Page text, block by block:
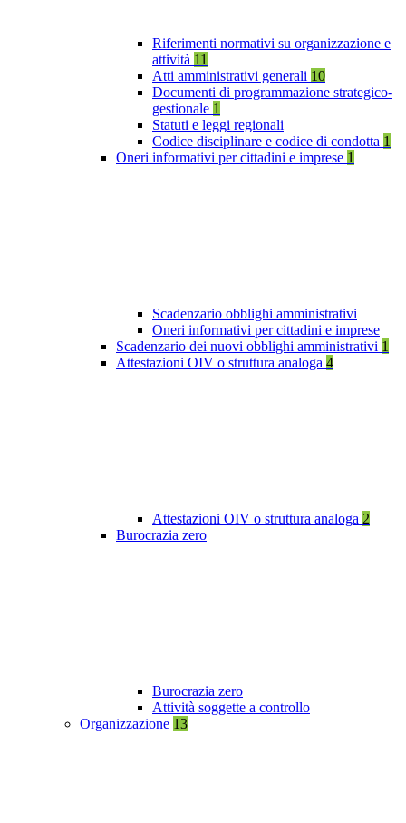
Riferimenti normativi su organizzazione e
attività 11
Atti amministrativi generali 10
Documenti di programmazione strategico-
gestionale 1
Statuti e leggi regionali
Codice disciplinare e codice di condotta 1
Oneri informativi per cittadini e imprese 1
Scadenzario obblighi amministrativi
Oneri informativi per cittadini e imprese
Scadenzario dei nuovi obblighi amministrativi 1
Attestazioni OIV o struttura analoga 4
Attestazioni OIV o struttura analoga 2
Burocrazia zero
Burocrazia zero
Attività soggette a controllo
Organizzazione 13